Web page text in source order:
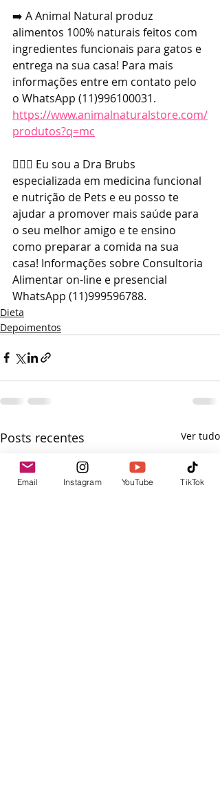
➡️ A Animal Natural produz
alimentos 100% naturais feitos com
ingredientes funcionais para gatos e
entrega na sua casa! Para mais
informações entre em contato pelo
o WhatsApp (11)996100031.
https://www.animalnaturalstore.com/
produtos?q=mc
👩🏼‍⚕️ Eu sou a Dra Brubs
especializada em medicina funcional
e nutrição de Pets e eu posso te
ajudar a promover mais saúde para
o seu melhor amigo e te ensino
como preparar a comida na sua
casa! Informações sobre Consultoria
Alimentar on-line e presencial
WhatsApp (11)999596788.
Dieta
Depoimentos
Posts recentes Ver tudo
Email Instagram YouTube TikTok